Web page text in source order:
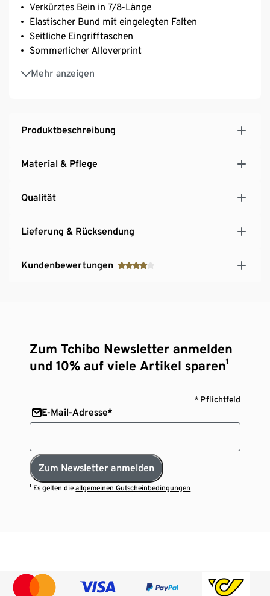
Verkürztes Bein in 7/8-Länge
Elastischer Bund mit eingelegten Falten
Seitliche Eingrifftaschen
Sommerlicher Alloverprint
Mehr anzeigen
Mit Elasthan: formbeständig, perfekter Sitz, hoher
Tragekomfort
Produktbeschreibung
Material & Pflege
Qualität
Lieferung & Rücksendung
Kundenbewertungen
Zum Tchibo Newsletter anmelden
und 10% auf viele Artikel sparen¹
* Pflichtfeld
E-Mail-Adresse*
Zum Newsletter anmelden
¹ Es gelten dieallgemeinen Gutscheinbedingungen